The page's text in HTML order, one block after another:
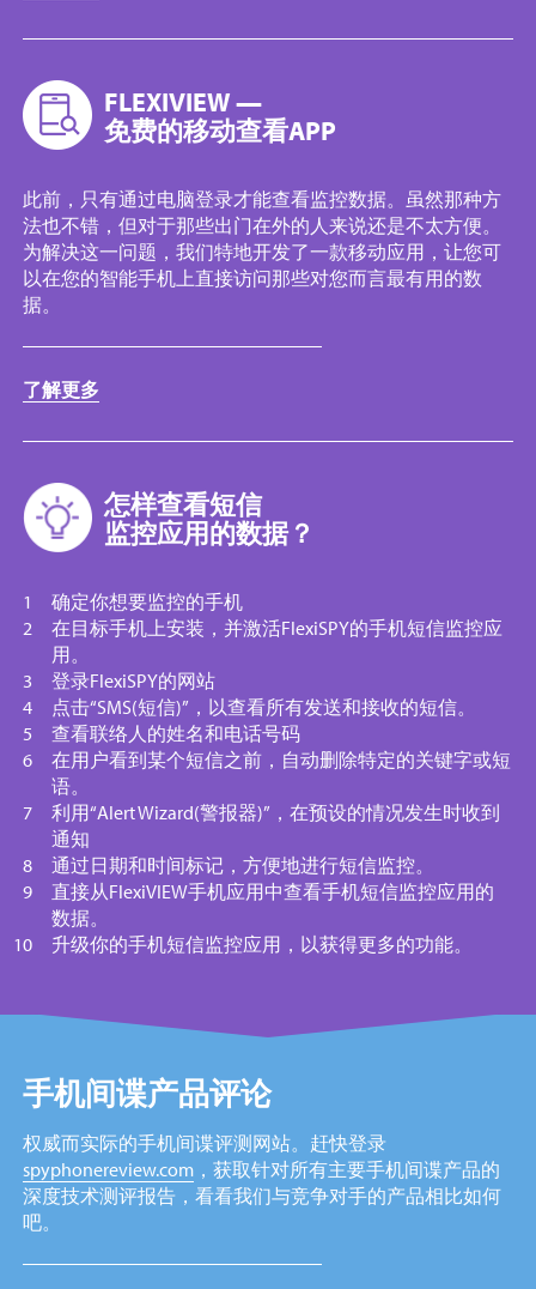
FLEXIVIEW —
免费的移动查看APP
此前，只有通过电脑登录才能查看监控数据。虽然那种方
法也不错，但对于那些出门在外的人来说还是不太方便。
为解决这一问题，我们特地开发了一款移动应用，让您可
以在您的智能手机上直接访问那些对您而言最有用的数
据。
了解更多
怎样查看短信
监控应用的数据？
确定你想要监控的手机
在目标手机上安装，并激活FlexiSPY的手机短信监控应
用。
登录FlexiSPY的网站
点击“SMS(短信)”，以查看所有发送和接收的短信。
查看联络人的姓名和电话号码
在用户看到某个短信之前，自动删除特定的关键字或短
语。
利用“Alert Wizard(警报器)”，在预设的情况发生时收到
通知
通过日期和时间标记，方便地进行短信监控。
直接从FlexiVIEW手机应用中查看手机短信监控应用的
数据。
升级你的手机短信监控应用，以获得更多的功能。
手机间谍产品评论
权威而实际的手机间谍评测网站。赶快登录
spyphonereview.com ，获取针对所有主要手机间谍产品的
深度技术测评报告，看看我们与竞争对手的产品相比如何
吧。